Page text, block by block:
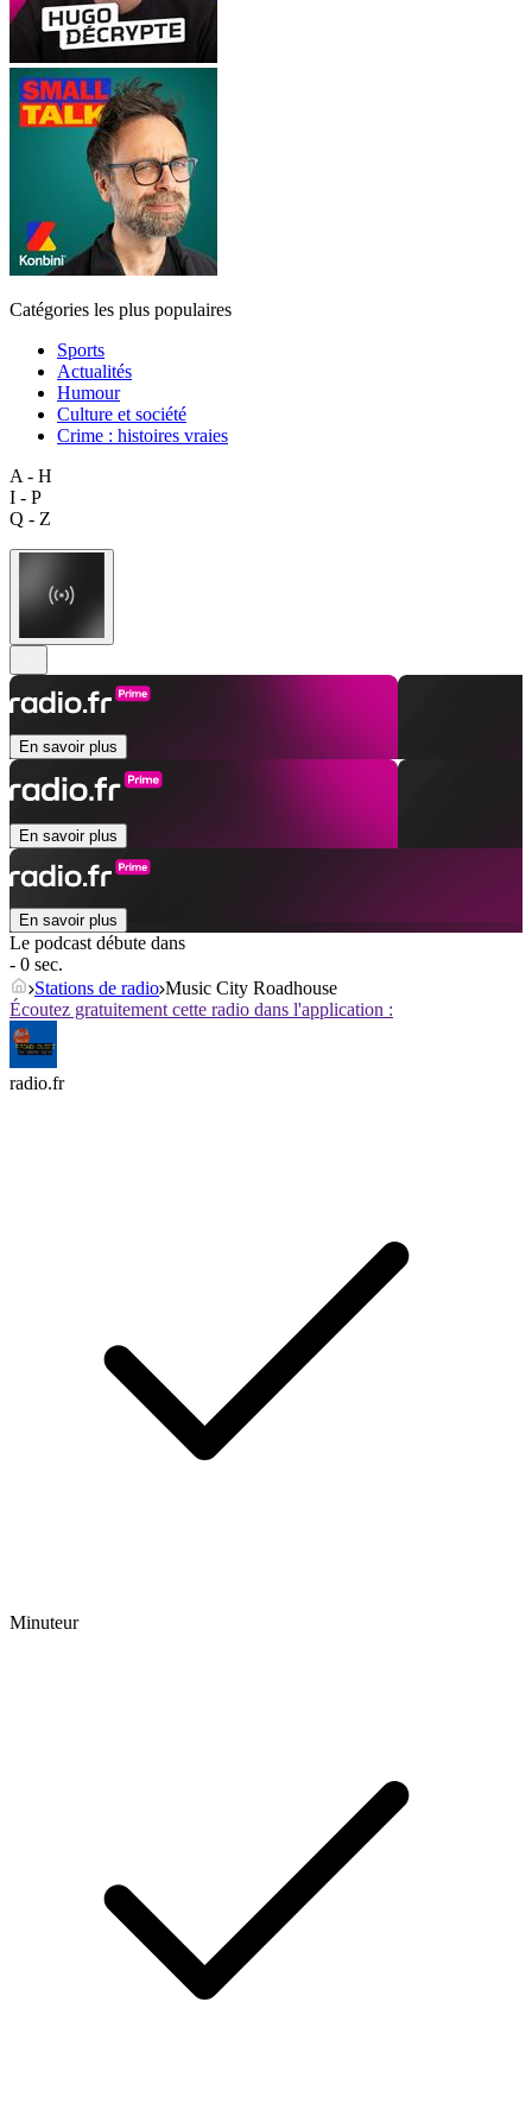
Catégories les plus populaires
Sports
Actualités
Humour
Culture et société
Crime : histoires vraies
A - H
I - P
Q - Z
En savoir plus
En savoir plus
En savoir plus
Le podcast débute dans
- 0 sec.
Stations de radio Music City Roadhouse
Écoutez gratuitement cette radio dans l'application :
radio.fr
Minuteur